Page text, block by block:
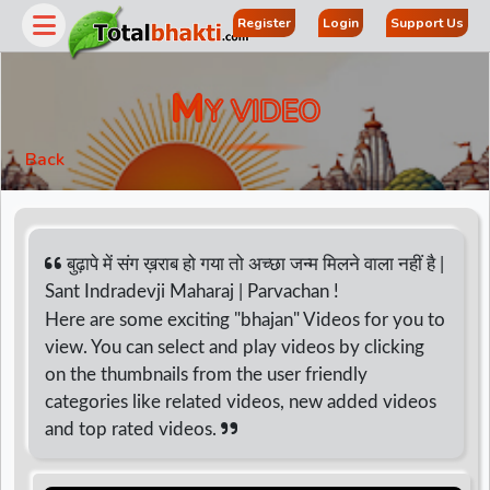
Register Login Support Us
MY VIDEO
Back
बुढ़ापे में संग ख़राब हो गया तो अच्छा जन्म मिलने वाला नहीं है |
Sant Indradevji Maharaj | Parvachan !
Here are some exciting "bhajan" Videos for you to
view. You can select and play videos by clicking
on the thumbnails from the user friendly
categories like related videos, new added videos
and top rated videos.